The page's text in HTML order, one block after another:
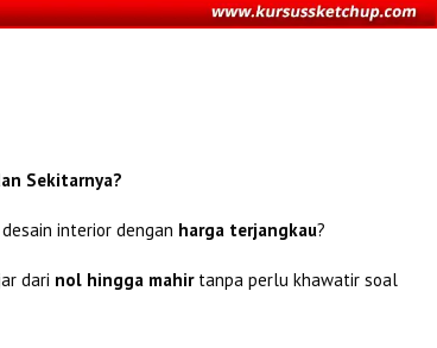
Sekitarnya?
interior dengan harga terjangkau?
dari nol hingga mahirtanpa perlu khawatir soal